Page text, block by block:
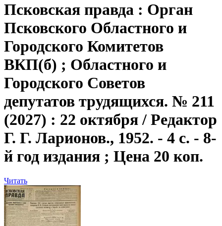
Псковская правда : Орган
Псковского Областного и
Городского Комитетов
ВКП(б) ; Областного и
Городского Советов
депутатов трудящихся. № 211
(2027) : 22 октября / Редактор
Г. Г. Ларионов., 1952. - 4 с. - 8-
й год издания ; Цена 20 коп.
Читать